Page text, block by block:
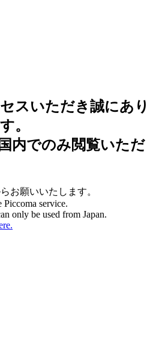
スいただき誠にあり
。
内でのみ閲覧いただ
お願いいたします。
Piccoma service.
only be used from Japan.